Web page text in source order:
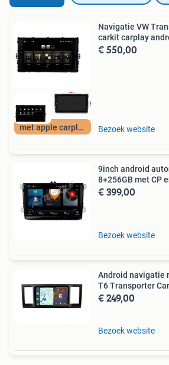
met apple carplay
Navigatie VW
carkit carplay
€ 550,00
Bezoek website
9inch android
8+256GB met CP
€ 399,00
Bezoek website
Android navigatie
T6 Transporter
€ 249,00
Bezoek website